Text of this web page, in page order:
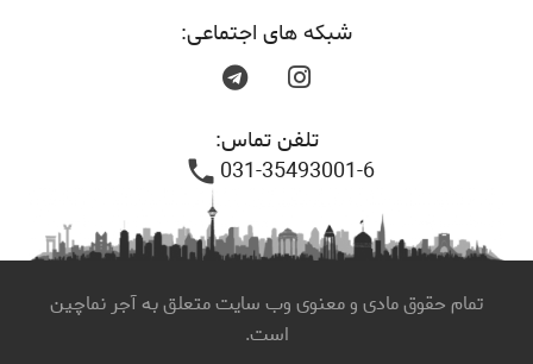
شبکه های اجتماعی:
تلفن تماس:
031-35493001-6
phone
تمام حقوق مادی و معنوی وب سایت متعلق به آجر نماچین
است.